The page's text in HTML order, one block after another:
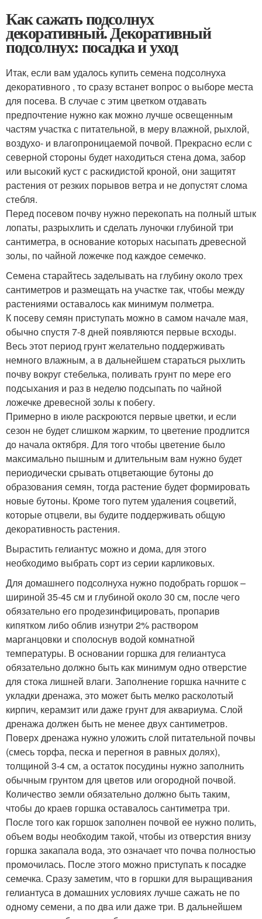
Как сажать подсолнух
декоративный. Декоративный
подсолнух: посадка и уход
Итак, если вам удалось купить семена подсолнуха
декоративного , то сразу встанет вопрос о выборе места
для посева. В случае с этим цветком отдавать
предпочтение нужно как можно лучше освещенным
частям участка с питательной, в меру влажной, рыхлой,
воздухо- и влагопроницаемой почвой. Прекрасно если с
северной стороны будет находиться стена дома, забор
или высокий куст с раскидистой кроной, они защитят
растения от резких порывов ветра и не допустят слома
стебля.
Перед посевом почву нужно перекопать на полный штык
лопаты, разрыхлить и сделать луночки глубиной три
сантиметра, в основание которых насыпать древесной
золы, по чайной ложечке под каждое семечко.
Семена старайтесь заделывать на глубину около трех
сантиметров и размещать на участке так, чтобы между
растениями оставалось как минимум полметра.
К посеву семян приступать можно в самом начале мая,
обычно спустя 7-8 дней появляются первые всходы.
Весь этот период грунт желательно поддерживать
немного влажным, а в дальнейшем стараться рыхлить
почву вокруг стебелька, поливать грунт по мере его
подсыхания и раз в неделю подсыпать по чайной
ложечке древесной золы к побегу.
Примерно в июле раскроются первые цветки, и если
сезон не будет слишком жарким, то цветение продлится
до начала октября. Для того чтобы цветение было
максимально пышным и длительным вам нужно будет
периодически срывать отцветающие бутоны до
образования семян, тогда растение будет формировать
новые бутоны. Кроме того путем удаления соцветий,
которые отцвели, вы будите поддерживать общую
декоративность растения.
Вырастить гелиантус можно и дома, для этого
необходимо выбрать сорт из серии карликовых.
Для домашнего подсолнуха нужно подобрать горшок –
шириной 35-45 см и глубиной около 30 см, после чего
обязательно его продезинфицировать, пропарив
кипятком либо облив изнутри 2% раствором
марганцовки и сполоснув водой комнатной
температуры. В основании горшка для гелиантуса
обязательно должно быть как минимум одно отверстие
для стока лишней влаги. Заполнение горшка начните с
укладки дренажа, это может быть мелко расколотый
кирпич, керамзит или даже грунт для аквариума. Слой
дренажа должен быть не менее двух сантиметров.
Поверх дренажа нужно уложить слой питательной почвы
(смесь торфа, песка и перегноя в равных долях),
толщиной 3-4 см, а остаток посудины нужно заполнить
обычным грунтом для цветов или огородной почвой.
Количество земли обязательно должно быть таким,
чтобы до краев горшка оставалось сантиметра три.
После того как горшок заполнен почвой ее нужно полить,
объем воды необходим такой, чтобы из отверстия внизу
горшка закапала вода, это означает что почва полностью
промочилась. После этого можно приступать к посадке
семечка. Сразу заметим, что в горшки для выращивания
гелиантуса в домашних условиях лучше сажать не по
одному семени, а по два или даже три. В дальнейшем